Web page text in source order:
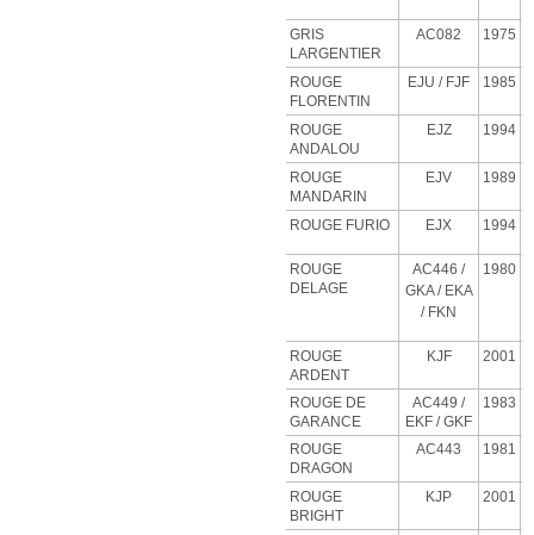
GRIS
LARGENTIER
AC082 1975
ROUGE
FLORENTIN
EJU / FJF 1985
ROUGE
ANDALOU
EJZ 1994
ROUGE
MANDARIN
EJV 1989
ROUGE FURIO EJX 1994
ROUGE
DELAGE
AC446 /
GKA / EKA
/ FKN
1980
ROUGE
ARDENT
KJF 2001
ROUGE DE
GARANCE
AC449 /
EKF / GKF
1983
ROUGE
DRAGON
AC443 1981
ROUGE
BRIGHT
KJP 2001